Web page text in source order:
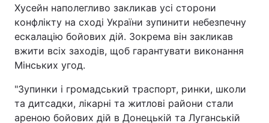
Хусейн наполегливо закликав усі сторони
конфлікту на сході України зупинити небезпечну
ескалацію бойових дій. Зокрема він закликав
вжити всіх заходів, щоб гарантувати виконання
Мінських угод.
"Зупинки і громадський траспорт, ринки, школи
та дитсадки, лікарні та житлові райони стали
ареною бойових дій в Донецькій та Луганській